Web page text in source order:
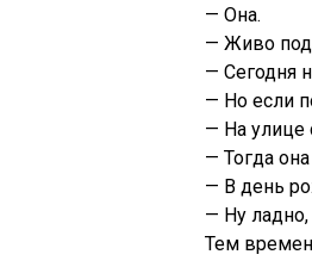
— Она.
— Живо
— Сегодня
— Но если
— На улице
— Тогда она
— В день
— Ну ладно,
Тем